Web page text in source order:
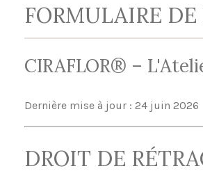
FORMULAIRE
CIRAFLOR® –
Dernière mise à jour : 24 juin 2026
DROIT DE